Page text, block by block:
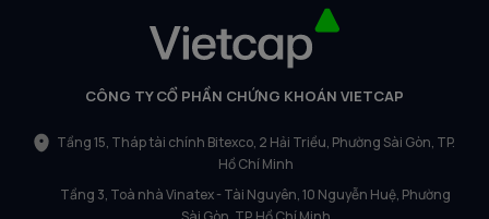
CÔNG TY CỔ PHẦN CHỨNG KHOÁN VIETCAP
Tầng 15, Tháp tài chính Bitexco, 2 Hải Triều, Phường Sài Gòn, TP.
Hồ Chí Minh
Tầng 3, Toà nhà Vinatex - Tài Nguyên, 10 Nguyễn Huệ, Phường